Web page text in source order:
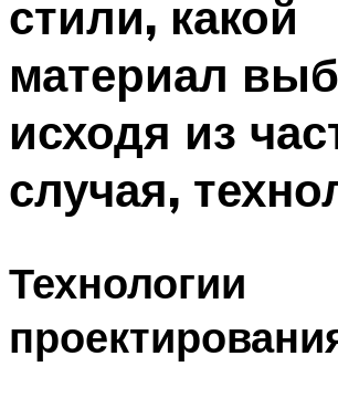
стили, какой
материал
исходя из
случая,
Технологии